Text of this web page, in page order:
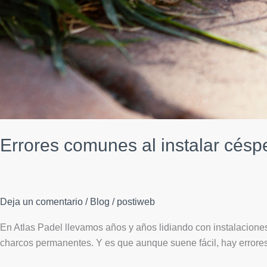
Errores comunes al instalar
Deja un comentario / Blog / postiweb
En Atlas Padel llevamos años y años lidiando con
charcos permanentes. Y es que aunque suene fácil, hay